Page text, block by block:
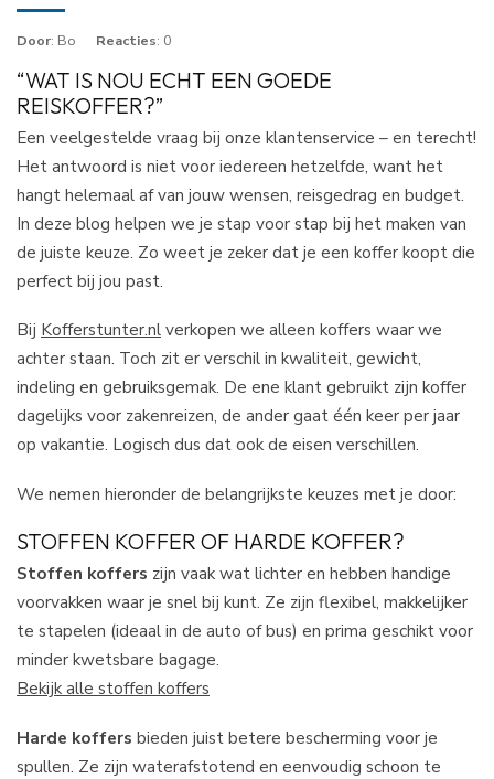
Door: Bo Reacties: 0
“WAT IS NOU ECHT EEN GOEDE
REISKOFFER?”
Een veelgestelde vraag bij onze klantenservice – en terecht!
Het antwoord is niet voor iedereen hetzelfde, want het
hangt helemaal af van jouw wensen, reisgedrag en budget.
In deze blog helpen we je stap voor stap bij het maken van
de juiste keuze. Zo weet je zeker dat je een koffer koopt die
perfect bij jou past.
Bij Kofferstunter.nlverkopen we alleen koffers waar we
achter staan. Toch zit er verschil in kwaliteit, gewicht,
indeling en gebruiksgemak. De ene klant gebruikt zijn koffer
dagelijks voor zakenreizen, de ander gaat één keer per jaar
op vakantie. Logisch dus dat ook de eisen verschillen.
We nemen hieronder de belangrijkste keuzes met je door:
STOFFEN KOFFER OF HARDE KOFFER?
Stoffen koffers zijn vaak wat lichter en hebben handige
voorvakken waar je snel bij kunt. Ze zijn flexibel, makkelijker
te stapelen (ideaal in de auto of bus) en prima geschikt voor
minder kwetsbare bagage.
Bekijk alle stoffen koffers
Harde koffers bieden juist betere bescherming voor je
spullen. Ze zijn waterafstotend en eenvoudig schoon te